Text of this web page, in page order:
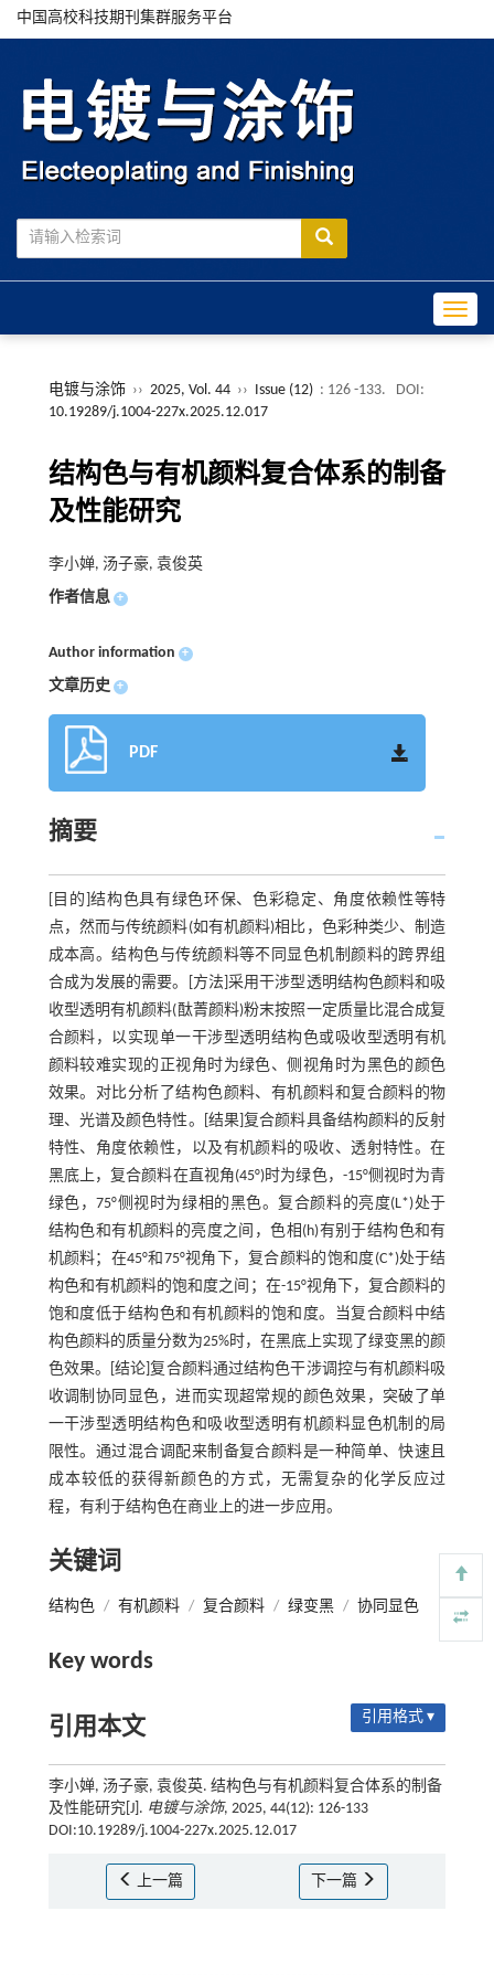
中国高校科技期刊集群服务平台
电镀与涂饰 ›› 2025, Vol. 44 ›› Issue (12) : 126 -133.
DOI:
10.19289/j.1004-227x.2025.12.017
结构色与有机颜料复合体系的制备
及性能研究
李小婵, 汤子豪, 袁俊英
作者信息 +
Author information +
文章历史 +
PDF
摘要
[目的]结构色具有绿色环保、色彩稳定、角度依赖性等特
点，然而与传统颜料(如有机颜料)相比，色彩种类少、制造
成本高。结构色与传统颜料等不同显色机制颜料的跨界组
合成为发展的需要。[方法]采用干涉型透明结构色颜料和吸
收型透明有机颜料(酞菁颜料)粉末按照一定质量比混合成复
合颜料，以实现单一干涉型透明结构色或吸收型透明有机
颜料较难实现的正视角时为绿色、侧视角时为黑色的颜色
效果。对比分析了结构色颜料、有机颜料和复合颜料的物
理、光谱及颜色特性。[结果]复合颜料具备结构颜料的反射
特性、角度依赖性，以及有机颜料的吸收、透射特性。在
黑底上，复合颜料在直视角(45°)时为绿色，-15°侧视时为青
绿色，75°侧视时为绿相的黑色。复合颜料的亮度(L*)处于
结构色和有机颜料的亮度之间，色相(h)有别于结构色和有
机颜料；在45°和75°视角下，复合颜料的饱和度(C*)处于结
构色和有机颜料的饱和度之间；在-15°视角下，复合颜料的
饱和度低于结构色和有机颜料的饱和度。当复合颜料中结
构色颜料的质量分数为25%时，在黑底上实现了绿变黑的颜
色效果。[结论]复合颜料通过结构色干涉调控与有机颜料吸
收调制协同显色，进而实现超常规的颜色效果，突破了单
一干涉型透明结构色和吸收型透明有机颜料显色机制的局
限性。通过混合调配来制备复合颜料是一种简单、快速且
成本较低的获得新颜色的方式，无需复杂的化学反应过
程，有利于结构色在商业上的进一步应用。
关键词
结构色 / 有机颜料 / 复合颜料 / 绿变黑 / 协同显色
Key words
引用本文 引用格式 ▾
李小婵, 汤子豪, 袁俊英. 结构色与有机颜料复合体系的制备
及性能研究[J]. 电镀与涂饰, 2025, 44(12): 126-133
DOI:10.19289/j.1004-227x.2025.12.017
上一篇 下一篇